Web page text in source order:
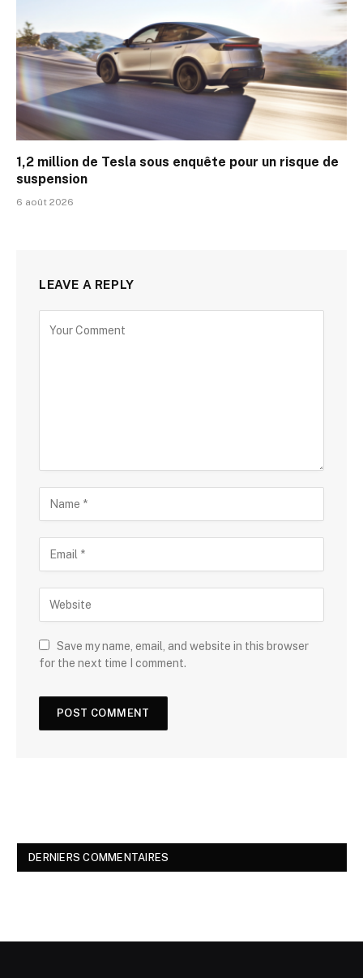
1,2 million de Tesla sous enquête pour un risque de
suspension
6 août 2026
LEAVE A REPLY
Save my name, email, and website in this browser
for the next time I comment.
DERNIERS COMMENTAIRES